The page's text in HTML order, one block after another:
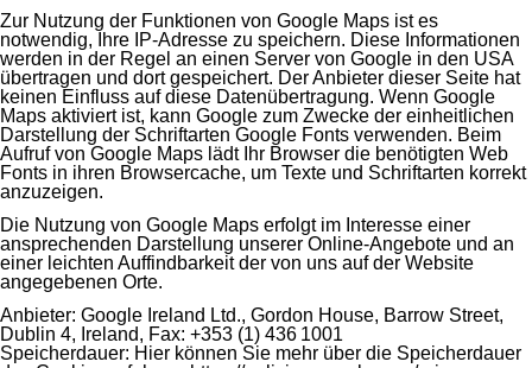
Zur Nutzung der Funktionen von Google Maps ist es
notwendig, Ihre IP-Adresse zu speichern. Diese Informationen
werden in der Regel an einen Server von Google in den USA
übertragen und dort gespeichert. Der Anbieter dieser Seite hat
keinen Einfluss auf diese Datenübertragung. Wenn Google
Maps aktiviert ist, kann Google zum Zwecke der einheitlichen
Darstellung der Schriftarten Google Fonts verwenden. Beim
Aufruf von Google Maps lädt Ihr Browser die benötigten Web
Fonts in ihren Browsercache, um Texte und Schriftarten korrekt
anzuzeigen.
Die Nutzung von Google Maps erfolgt im Interesse einer
ansprechenden Darstellung unserer Online-Angebote und an
einer leichten Auffindbarkeit der von uns auf der Website
angegebenen Orte.
Anbieter: Google Ireland Ltd., Gordon House, Barrow Street,
Dublin 4, Ireland, Fax: +353 (1) 436 1001
Speicherdauer: Hier können Sie mehr über die Speicherdauer